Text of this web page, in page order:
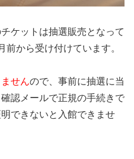
ケットは抽選販売となって
前から受け付けています。
せんので、事前に抽選に当
認メールで正規の手続きで
できないと入館できませ